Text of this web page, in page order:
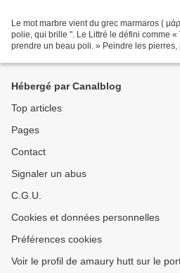
Le mot marbre vient du grec marmaros (
polie, qui brille ". Le Littré le défini comme
prendre un beau poli. » Peindre les pierres,
Hébergé par Canalblog
Top articles
Pages
Contact
Signaler un abus
C.G.U.
Cookies et données personnelles
Préférences cookies
Voir le profil de amaury hutt sur le